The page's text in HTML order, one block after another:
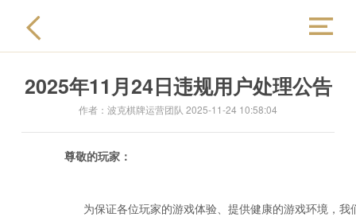
官方首页
兑换奖品
2025年11月24日违规用户处理公告
作者：波克棋牌运营团队 2025-11-24 10:58:04
尊敬的玩家：
为保证各位玩家的游戏体验、提供健康的游戏环境，